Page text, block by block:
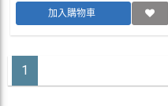
加入購物車
1